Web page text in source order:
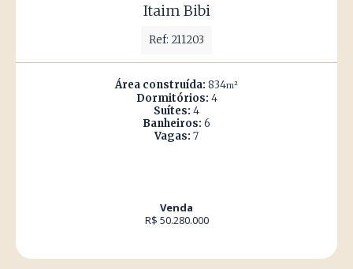
Itaim Bibi
Ref: 211203
Área construída: 834m²
Dormitórios: 4
Suítes: 4
Banheiros: 6
Vagas: 7
Venda
R$ 50.280.000